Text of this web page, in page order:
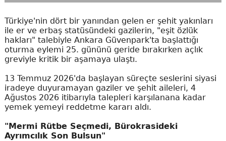
Türkiye'nin dört bir yanından gelen er şehit yakınları
ile er ve erbaş statüsündeki gazilerin, "eşit özlük
hakları" talebiyle Ankara Güvenpark'ta başlattığı
oturma eylemi 25. gününü geride bırakırken açlık
greviyle kritik bir aşamaya ulaştı.
13 Temmuz 2026'da başlayan süreçte seslerini siyasi
iradeye duyuramayan gaziler ve şehit aileleri, 4
Ağustos 2026 itibarıyla talepleri karşılanana kadar
yemek yemeyi reddetme kararı aldı.
"Mermi Rütbe Seçmedi, Bürokrasideki
Ayrımcılık Son Bulsun"